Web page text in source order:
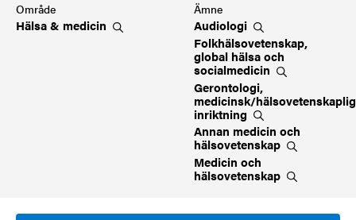
Område
Hälsa & medicin
Ämne
Audiologi
Folkhälsovetenskap,
global hälsa och
socialmedicin
Gerontologi,
medicinsk/hälsovetenskaplig
inriktning
Annan medicin och
hälsovetenskap
Medicin och
hälsovetenskap